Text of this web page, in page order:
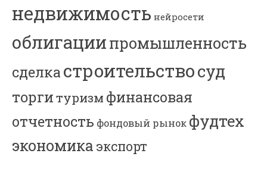
недвижимость нейросети
облигациипромышленность
сделкастроительствосуд
торгитуризм финансовая
отчетность фондовый рынок фудтех
экономика экспорт